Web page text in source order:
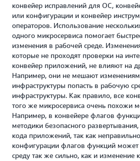
конвейер исправлений для ОС,
или конфигурации и конвейер
операторов. Использование
одного микросервиса помогает
изменения в рабочей среде.
которые не проходят проверки на
конвейер приложений, не влияют на
Например, они не мешают
инфраструктуры попасть в рабочую
инфраструктуры. Как правило, все
того же микросервиса очень похожи
Например, в конвейере флагов
методики безопасного
кода приложений, так как
конфигурации флагов функций
среду так же сильно, как и изменение